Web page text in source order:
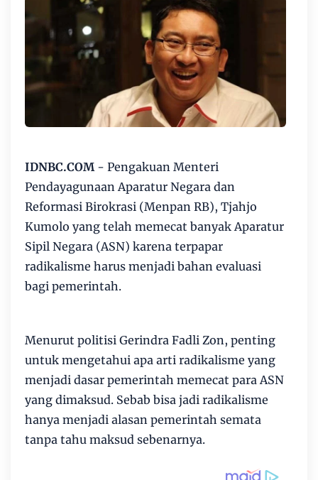
IDNBC.COM- Pengakuan Menteri
Pendayagunaan Aparatur Negara dan
Reformasi Birokrasi (Menpan RB), Tjahjo
Kumolo yang telah memecat banyak Aparatur
Sipil Negara (ASN) karena terpapar
radikalisme harus menjadi bahan evaluasi
bagi pemerintah.
Menurut politisi Gerindra Fadli Zon, penting
untuk mengetahui apa arti radikalisme yang
menjadi dasar pemerintah memecat para ASN
yang dimaksud. Sebab bisa jadi radikalisme
hanya menjadi alasan pemerintah semata
tanpa tahu maksud sebenarnya.